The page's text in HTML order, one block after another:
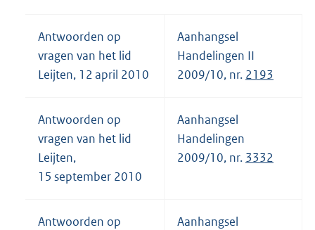
Antwoorden op
vragen van het lid
Leijten, 12 april 2010
Aanhangsel
Handelingen II
2009/10, nr. 2193
Antwoorden op
vragen van het lid
Leijten,
15 september 2010
Aanhangsel
Handelingen
2009/10, nr. 3332
Antwoorden op
Aanhangsel